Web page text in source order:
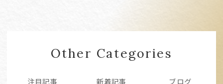
Other Categories
注目記事 新着記事 ブログ